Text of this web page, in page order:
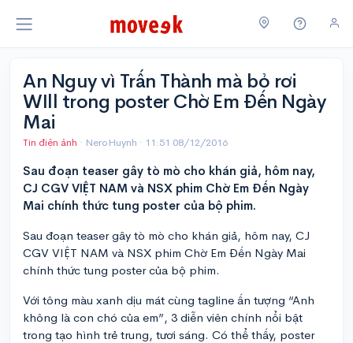
An Nguy vì Trấn Thành mà bỏ rơi
WIll trong poster Chờ Em Đến Ngày
Mai
Tin điện ảnh · NeroHuynh · 11:51 08/12/2016
Sau đoạn teaser gây tò mò cho khán giả, hôm nay,
CJ CGV VIỆT NAM và NSX phim Chờ Em Đến Ngày
Mai chính thức tung poster của bộ phim.
Sau đoạn teaser gây tò mò cho khán giả, hôm nay, CJ
CGV VIỆT NAM và NSX phim Chờ Em Đến Ngày Mai
chính thức tung poster của bộ phim.
Với tông màu xanh dịu mát cùng tagline ấn tượng “Anh
không là con chó của em”, 3 diễn viên chính nổi bật
trong tạo hình trẻ trung, tươi sáng. Có thể thấy, poster